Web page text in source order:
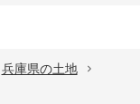
兵庫県の土地